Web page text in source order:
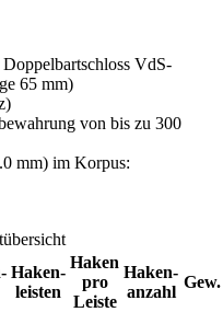
VdS-
65 mm)
von bis zu 300
mm) im Korpus:
Haken-
leisten
Haken
pro
Leiste
Haken-
anzahl
Gew.